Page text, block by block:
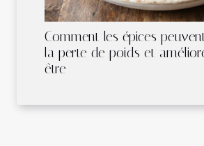
Comment les épices
la perte de poids et
être